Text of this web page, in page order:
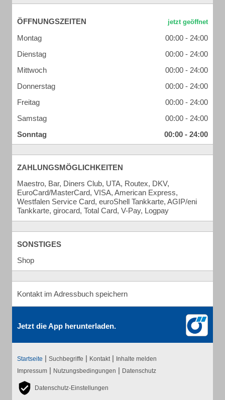
ÖFFNUNGSZEITEN
Montag
00:00 - 24:00
Dienstag
00:00 - 24:00
Mittwoch
00:00 - 24:00
Donnerstag
00:00 - 24:00
Freitag
00:00 - 24:00
Samstag
00:00 - 24:00
Sonntag
00:00 - 24:00
ZAHLUNGSMÖGLICHKEITEN
Maestro, Bar, Diners Club, UTA, Routex, DKV,
EuroCard/MasterCard, VISA, American Express,
Westfalen Service Card, euroShell Tankkarte, AGIP/eni
Tankkarte, girocard, Total Card, V-Pay, Logpay
SONSTIGES
Shop
Kontakt im Adressbuch speichern
Jetzt die App herunterladen.
Startseite | Suchbegriffe | Kontakt | Inhalte melden
Impressum | Nutzungsbedingungen | Datenschutz
Datenschutz-Einstellungen